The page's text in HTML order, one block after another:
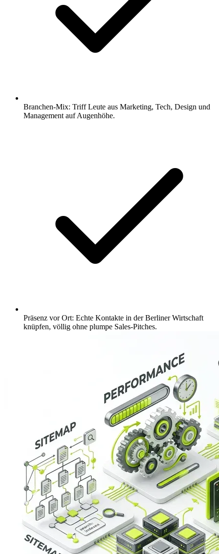
Branchen-Mix: Triff Leute aus Marketing, Tech, Design und
Management auf Augenhöhe.
Präsenz vor Ort: Echte Kontakte in der Berliner Wirtschaft
knüpfen, völlig ohne plumpe Sales-Pitches.